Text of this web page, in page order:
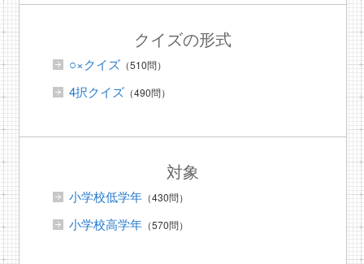
クイズの形式
○×クイズ（510問）
4択クイズ（490問）
対象
小学校低学年（430問）
小学校高学年（570問）